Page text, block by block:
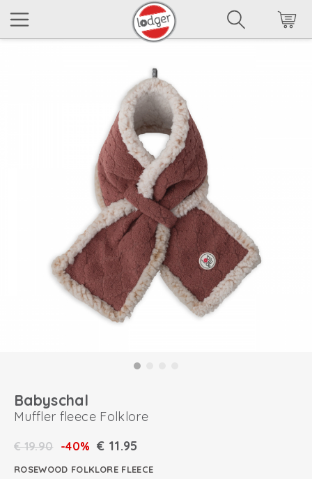
Babyschal
Muffler fleece Folklore
€19.90 -40% € 11.95
ROSEWOOD FOLKLORE FLEECE